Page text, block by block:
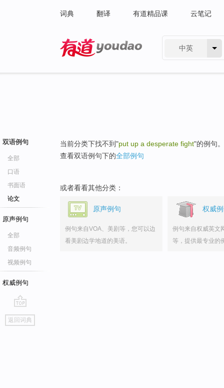
词典 翻译 有道精品课 云笔记
中英
双语例句
全部
口语
书面语
论文
原声例句
全部
音频例句
视频例句
权威例句
go
top
返回词典
当前分类下找不到"put up a desperate fight"的例句。
查看双语例句下的全部例句
或者看看其他分类：
原声例句
例句来自VOA、美剧等，您可以边
看美剧边学地道的美语。
权威
例句来自权威英文
等，提供最专业的